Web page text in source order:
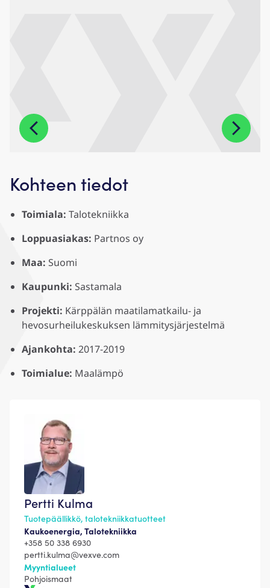
Kohteen tiedot
Toimiala: Talotekniikka
Loppuasiakas: Partnos oy
Maa: Suomi
Kaupunki: Sastamala
Projekti: Kärppälän maatilamatkailu- ja
hevosurheilukeskuksen lämmitysjärjestelmä
Ajankohta: 2017-2019
Toimialue: Maalämpö
Pertti Kulma
Tuotepäällikkö, talotekniikkatuotteet
Kaukoenergia, Talotekniikka
+358 50 338 6930
pertti.kulma@vexve.com
Myyntialueet
Pohjoismaat